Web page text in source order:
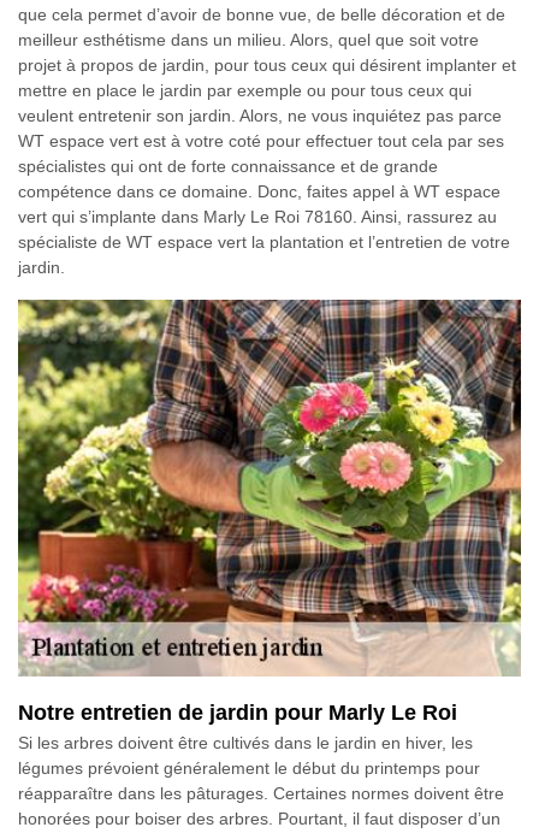
que cela permet d’avoir de bonne vue, de belle décoration et de
meilleur esthétisme dans un milieu. Alors, quel que soit votre
projet à propos de jardin, pour tous ceux qui désirent implanter et
mettre en place le jardin par exemple ou pour tous ceux qui
veulent entretenir son jardin. Alors, ne vous inquiétez pas parce
WT espace vert est à votre coté pour effectuer tout cela par ses
spécialistes qui ont de forte connaissance et de grande
compétence dans ce domaine. Donc, faites appel à WT espace
vert qui s’implante dans Marly Le Roi 78160. Ainsi, rassurez au
spécialiste de WT espace vert la plantation et l’entretien de votre
jardin.
Notre entretien de jardin pour Marly Le Roi
Si les arbres doivent être cultivés dans le jardin en hiver, les
légumes prévoient généralement le début du printemps pour
réapparaître dans les pâturages. Certaines normes doivent être
honorées pour boiser des arbres. Pourtant, il faut disposer d’un